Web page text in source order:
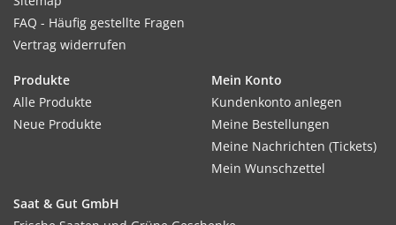
FAQ - Häufig gestellte Fragen
Vertrag widerrufen
Produkte
Alle Produkte
Neue Produkte
Mein Konto
Kundenkonto anlegen
Meine Bestellungen
Meine Nachrichten (Tickets)
Mein Wunschzettel
Saat & Gut GmbH